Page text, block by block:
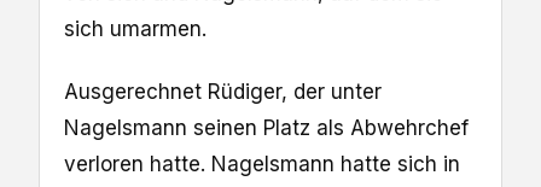
sich umarmen.
Ausgerechnet Rüdiger, der unter
Nagelsmann seinen Platz als Abwehrchef
verloren hatte. Nagelsmann hatte sich in